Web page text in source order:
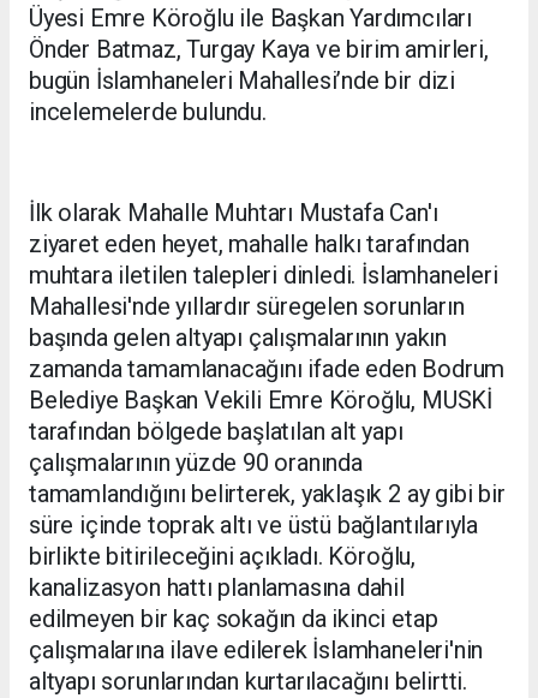
Üyesi Emre Köroğlu ile Başkan Yardımcıları
Önder Batmaz, Turgay Kaya ve birim amirleri,
bugün İslamhaneleri Mahallesi’nde bir dizi
incelemelerde bulundu.
İlk olarak Mahalle Muhtarı Mustafa Can'ı
ziyaret eden heyet, mahalle halkı tarafından
muhtara iletilen talepleri dinledi. İslamhaneleri
Mahallesi'nde yıllardır süregelen sorunların
başında gelen altyapı çalışmalarının yakın
zamanda tamamlanacağını ifade eden Bodrum
Belediye Başkan Vekili Emre Köroğlu, MUSKİ
tarafından bölgede başlatılan alt yapı
çalışmalarının yüzde 90 oranında
tamamlandığını belirterek, yaklaşık 2 ay gibi bir
süre içinde toprak altı ve üstü bağlantılarıyla
birlikte bitirileceğini açıkladı. Köroğlu,
kanalizasyon hattı planlamasına dahil
edilmeyen bir kaç sokağın da ikinci etap
çalışmalarına ilave edilerek İslamhaneleri'nin
altyapı sorunlarından kurtarılacağını belirtti.